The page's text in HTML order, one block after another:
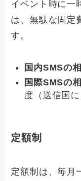
イベント時に一
は、無駄な固定
す。
国内SMSの
国際SMSの
度（送信国に
定額制
定額制は、毎月